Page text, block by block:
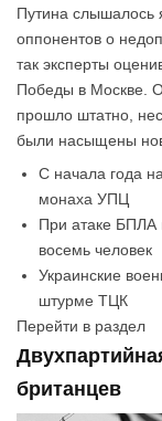
Путина слышалось
оппонентов о
так эксперты
Победы в Москве.
прошло штатно,
были насыщены
С начала года
монаха УПЦ
При атаке БПЛА
восемь человек
Украинские
штурме ТЦК
Перейти в раздел
британцев